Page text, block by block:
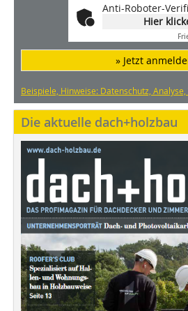
Anti-Roboter-
Hier
» Jetzt
Beispiele, Hinweise: Datenschutz,
Die aktuelle dach+holzbau